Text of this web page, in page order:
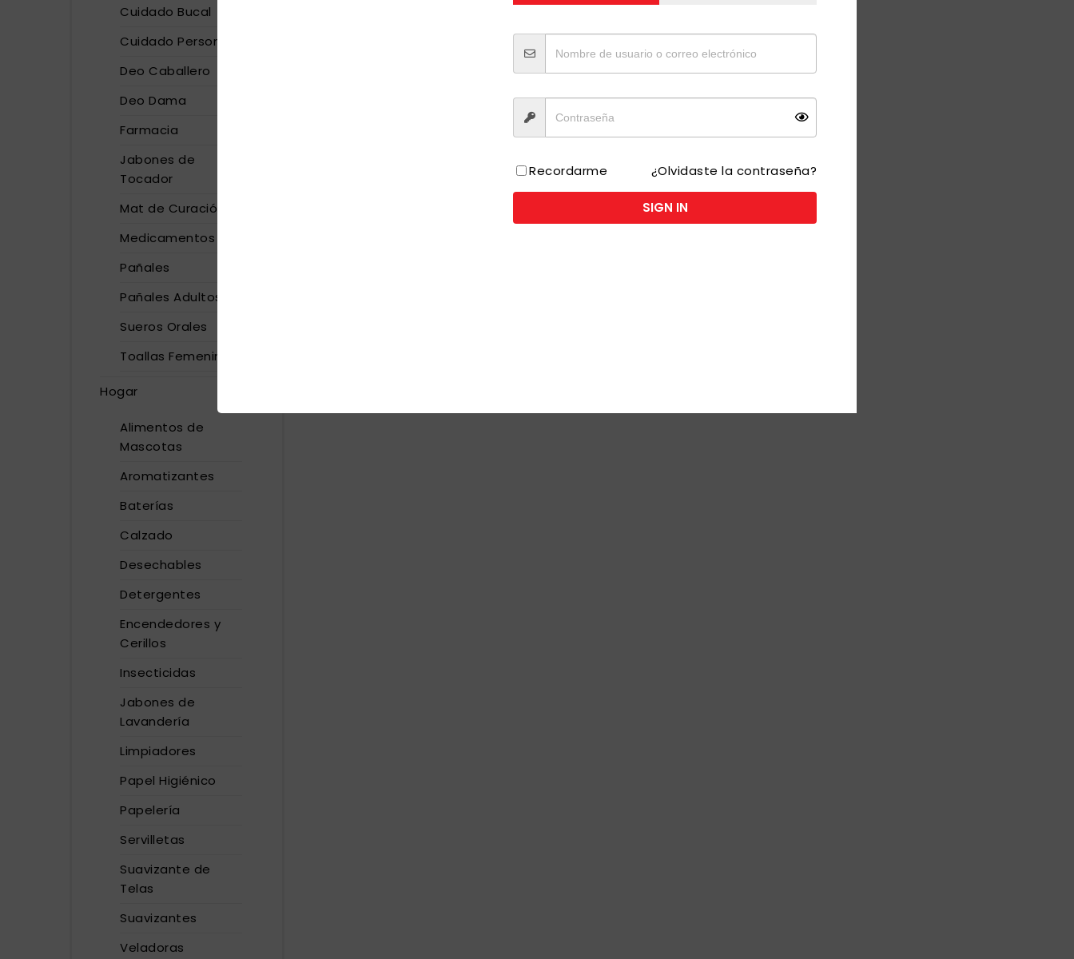
Cuidado Bucal
Cuidado Personal
Deo Caballero
Deo Dama
Farmacia
Jabones de
Tocador
Mat de Curación
Medicamentos
Pañales
Pañales Adultos
Sueros Orales
Toallas Femeninas
Hogar
Alimentos de
Mascotas
Aromatizantes
Baterías
Calzado
Desechables
Detergentes
Encendedores y
Cerillos
Insecticidas
Jabones de
Lavandería
Limpiadores
Papel Higiénico
Papelería
Servilletas
Suavizante de
Telas
Suavizantes
Veladoras
Recordarme ¿Olvidaste la contraseña?
SIGN IN